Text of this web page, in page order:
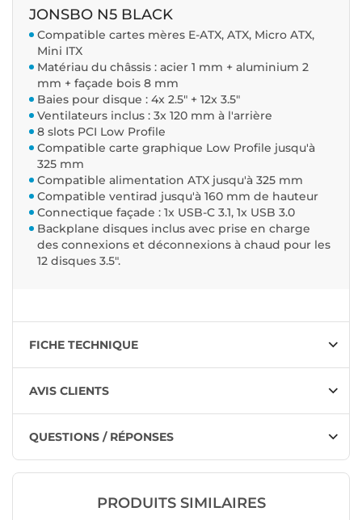
JONSBO N5 BLACK
Compatible cartes mères E-ATX, ATX, Micro ATX,
Mini ITX
Matériau du châssis : acier 1 mm + aluminium 2
mm + façade bois 8 mm
Baies pour disque : 4x 2.5" + 12x 3.5"
Ventilateurs inclus : 3x 120 mm à l'arrière
8 slots PCI Low Profile
Compatible carte graphique Low Profile jusqu'à
325 mm
Compatible alimentation ATX jusqu'à 325 mm
Compatible ventirad jusqu'à 160 mm de hauteur
Connectique façade : 1x USB-C 3.1, 1x USB 3.0
Backplane disques inclus avec prise en charge
des connexions et déconnexions à chaud pour les
12 disques 3.5".
FICHE TECHNIQUE
AVIS CLIENTS
QUESTIONS / RÉPONSES
PRODUITS SIMILAIRES